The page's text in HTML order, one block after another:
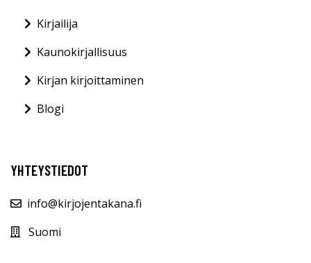
Kirjailija
Kaunokirjallisuus
Kirjan kirjoittaminen
Blogi
YHTEYSTIEDOT
info@kirjojentakana.fi
Suomi